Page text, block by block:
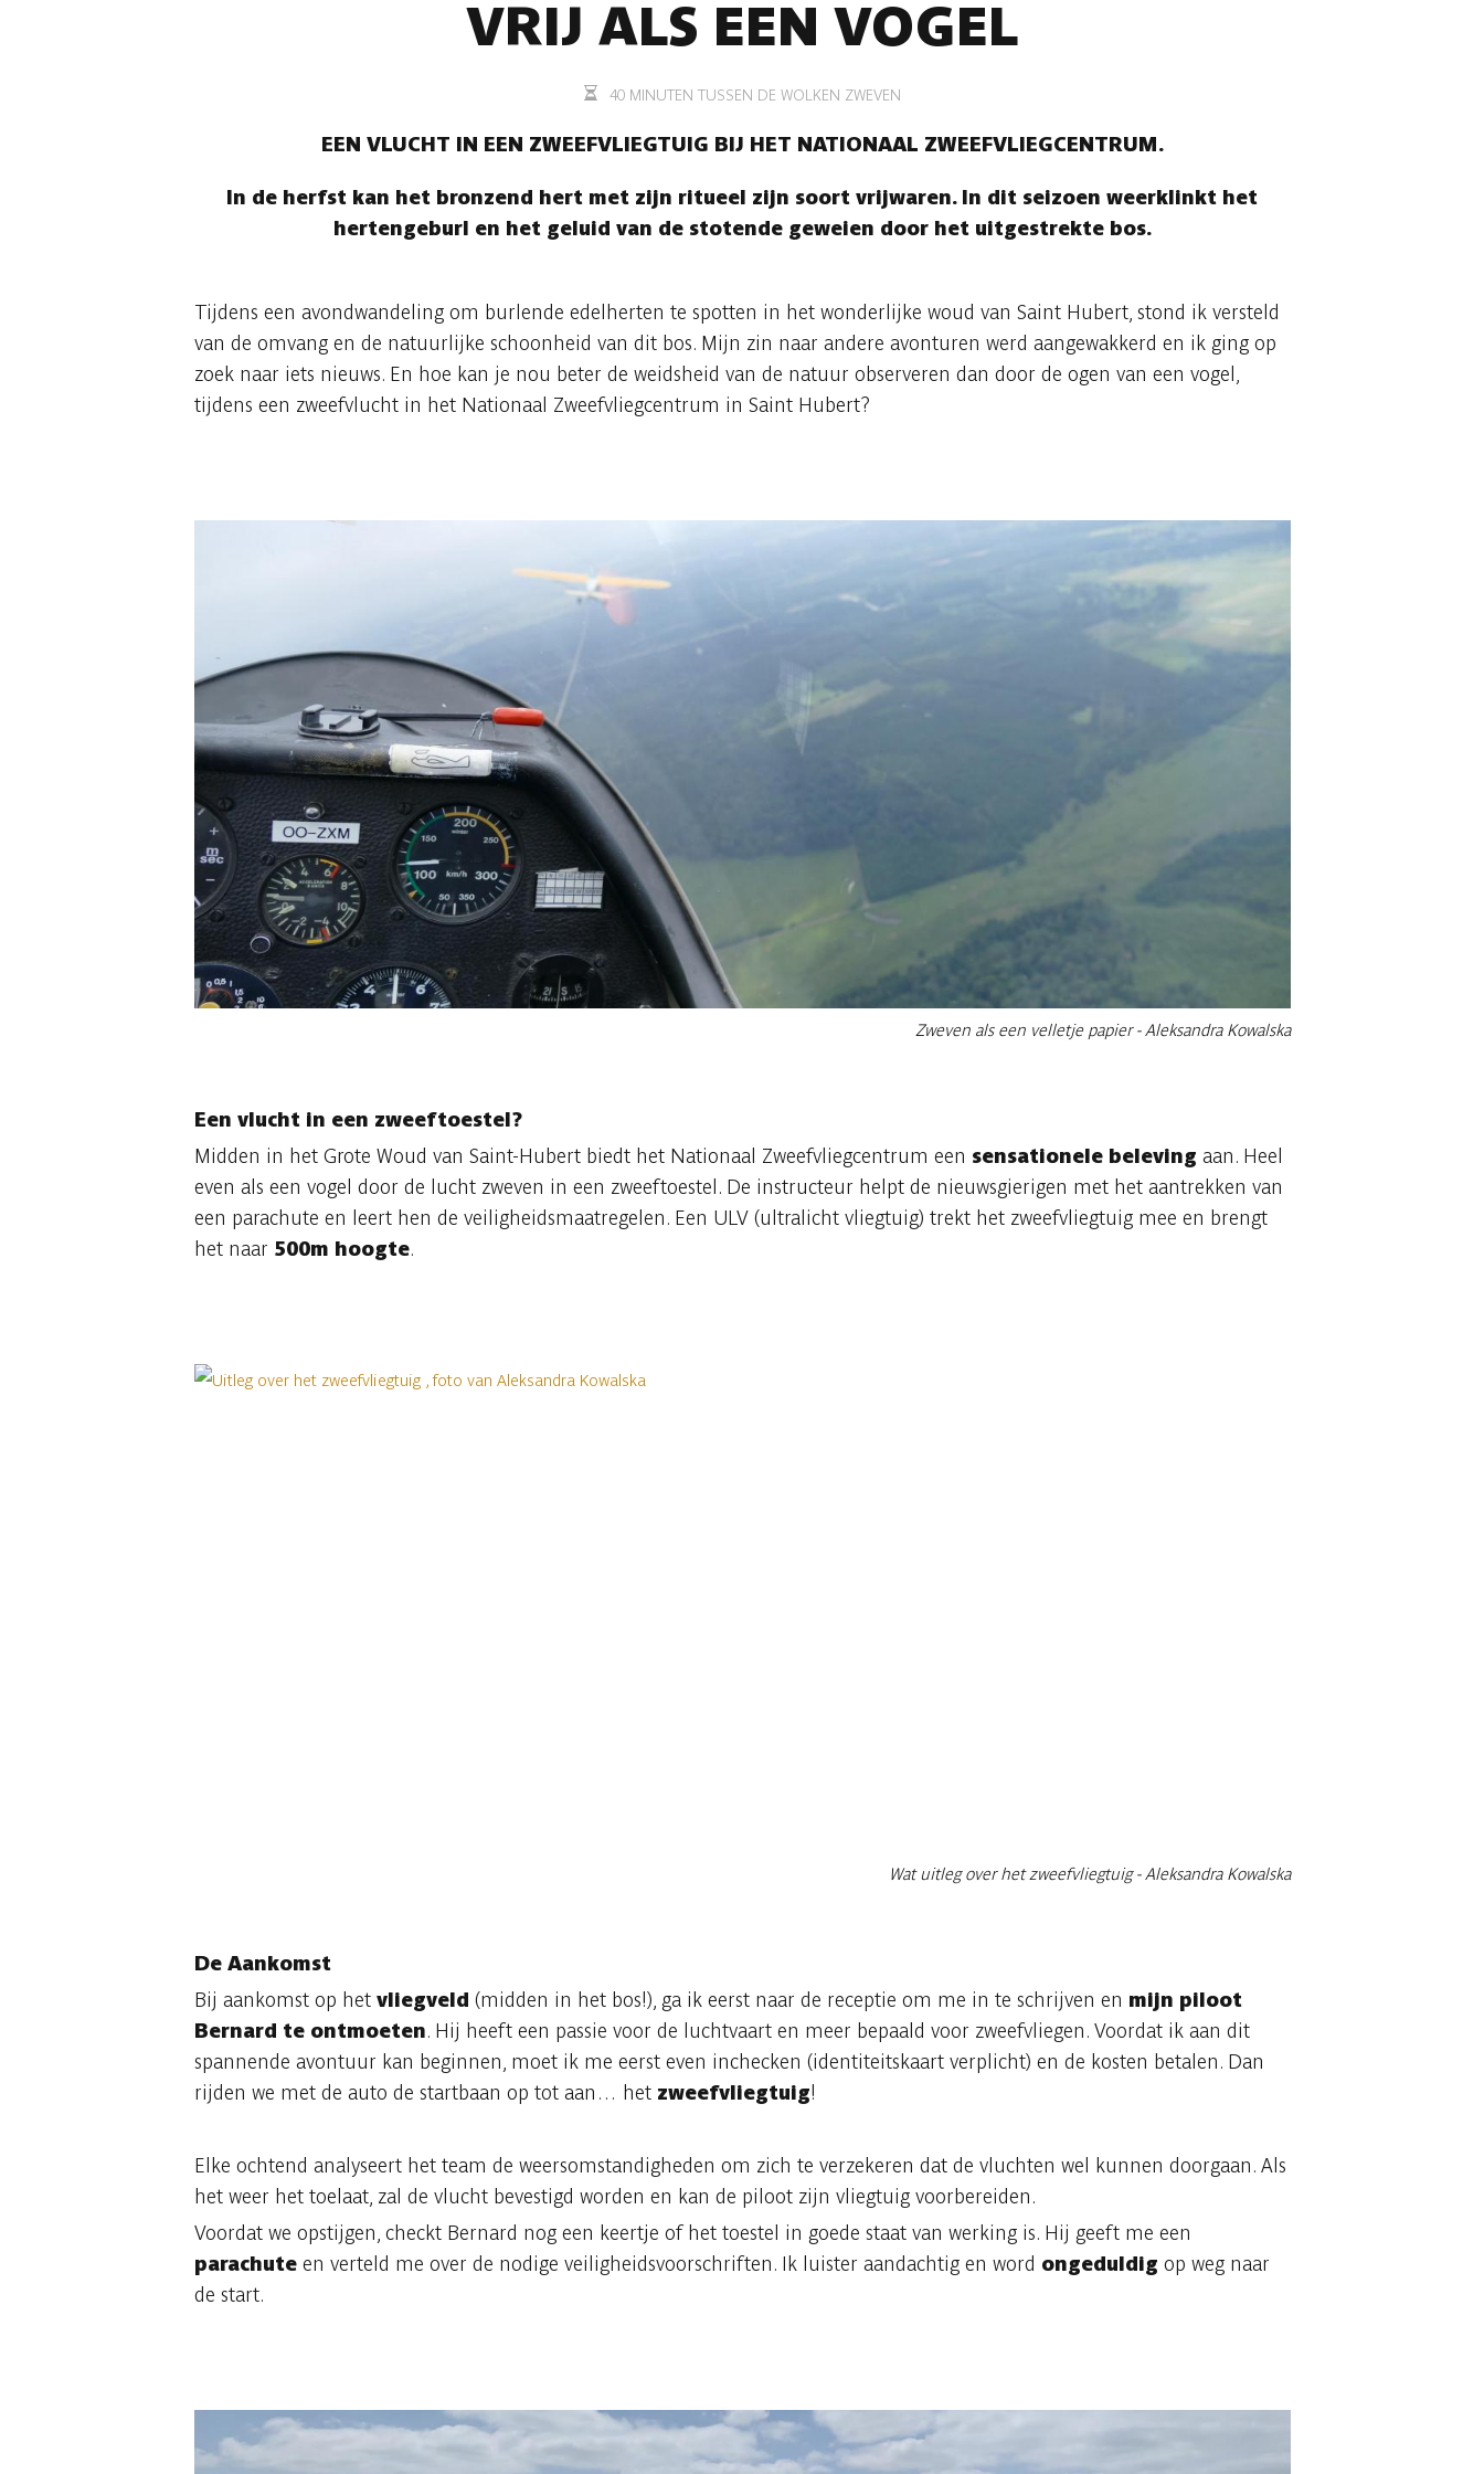
VRIJ ALS EEN VOGEL
40 MINUTEN TUSSEN DE WOLKEN ZWEVEN
EEN VLUCHT IN EEN ZWEEFVLIEGTUIG BIJ HET NATIONAAL ZWEEFVLIEGCENTRUM.
In de herfst kan het bronzend hert met zijn ritueel zijn soort vrijwaren. In dit seizoen weerklinkt het
hertengeburl en het geluid van de stotende geweien door het uitgestrekte bos.
Tijdens een avondwandeling om burlende edelherten te spotten in het wonderlijke woud van Saint Hubert, stond ik versteld
van de omvang en de natuurlijke schoonheid van dit bos. Mijn zin naar andere avonturen werd aangewakkerd en ik ging op
zoek naar iets nieuws. En hoe kan je nou beter de weidsheid van de natuur observeren dan door de ogen van een vogel,
tijdens een zweefvlucht in het Nationaal Zweefvliegcentrum in Saint Hubert?
Zweven als een velletje papier - Aleksandra Kowalska
Een vlucht in een zweeftoestel?
Midden in het Grote Woud van Saint-Hubert biedt het Nationaal Zweefvliegcentrum een sensationele beleving aan. Heel
even als een vogel door de lucht zweven in een zweeftoestel. De instructeur helpt de nieuwsgierigen met het aantrekken van
een parachute en leert hen de veiligheidsmaatregelen. Een ULV (ultralicht vliegtuig) trekt het zweefvliegtuig mee en brengt
het naar 500m hoogte.
Wat uitleg over het zweefvliegtuig - Aleksandra Kowalska
De Aankomst
Bij aankomst op het vliegveld (midden in het bos!), ga ik eerst naar de receptie om me in te schrijven en mijn piloot
Bernard te ontmoeten. Hij heeft een passie voor de luchtvaart en meer bepaald voor zweefvliegen. Voordat ik aan dit
spannende avontuur kan beginnen, moet ik me eerst even inchecken (identiteitskaart verplicht) en de kosten betalen. Dan
rijden we met de auto de startbaan op tot aan… het zweefvliegtuig!
Elke ochtend analyseert het team de weersomstandigheden om zich te verzekeren dat de vluchten wel kunnen doorgaan. Als
het weer het toelaat, zal de vlucht bevestigd worden en kan de piloot zijn vliegtuig voorbereiden.
Voordat we opstijgen, checkt Bernard nog een keertje of het toestel in goede staat van werking is. Hij geeft me een
parachute en verteld me over de nodige veiligheidsvoorschriften. Ik luister aandachtig en word ongeduldig op weg naar
de start.